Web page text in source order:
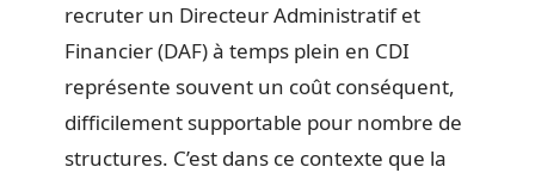
recruter un Directeur Administratif et
Financier (DAF) à temps plein en CDI
représente souvent un coût conséquent,
difficilement supportable pour nombre de
structures. C’est dans ce contexte que la